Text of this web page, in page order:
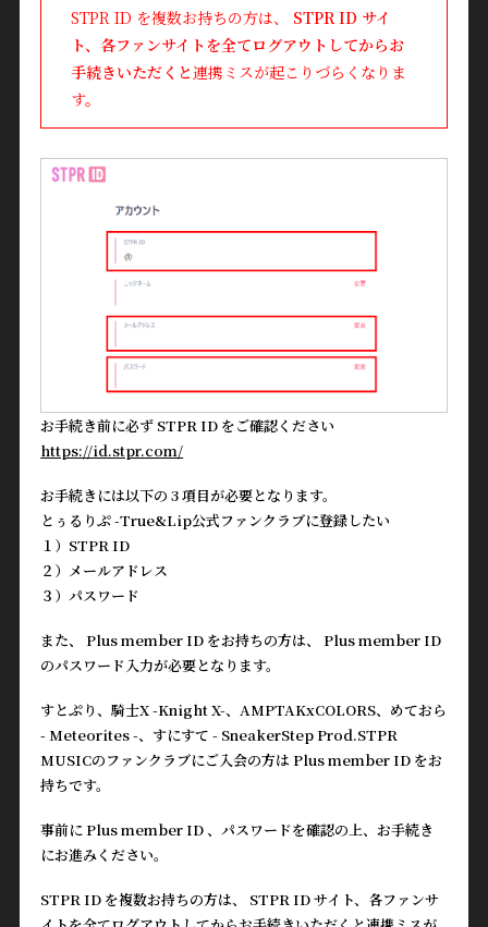
STPR ID を複数お持ちの方は、
STPR ID サイ
ト、各ファンサイトを全てログアウトしてからお
手続きいただくと連携ミスが起こりづらくなりま
す。
お手続き前に必ず STPR ID をご確認ください
https://id.stpr.com/
お手続きには以下の 3 項目が必要となります。
とぅるりぷ -True&Lip公式ファンクラブに登録したい
１）STPR ID
２）メールアドレス
３）パスワード
また、 Plus member ID をお持ちの方は、 Plus member ID
のパスワード入力が必要となります。
すとぷり、騎士X -Knight X-、AMPTAKxCOLORS、めておら
- Meteorites -、すにすて - SneakerStep Prod.STPR
MUSICのファンクラブにご入会の方は Plus member ID をお
持ちです。
事前に Plus member ID 、パスワードを確認の上、お手続き
にお進みください。
STPR ID を複数お持ちの方は、 STPR ID サイト、各ファンサ